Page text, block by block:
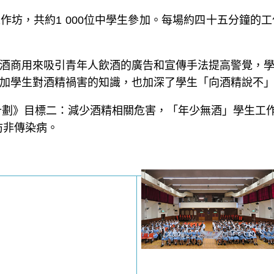
坊，共約1 000位中學生參加。每場約四十五分鐘的
商用來吸引青年人飲酒的廣告和宣傳手法提高警覺，
學生對酒精禍害的知識，也加深了學生「向酒精說不
》目標二：減少酒精相關危害，「年少無酒」學生
傳染病。